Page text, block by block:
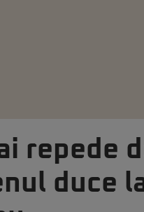
repede
duce